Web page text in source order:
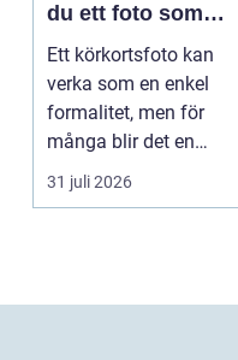
du ett foto som
alltid blir godkänt
Ett körkortsfoto kan
verka som en enkel
formalitet, men för
många blir det en
oväntad källa till str...
31 juli 2026